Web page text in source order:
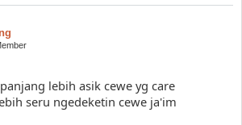
lebih asik cewe yg care
seru ngedeketin cewe ja'im